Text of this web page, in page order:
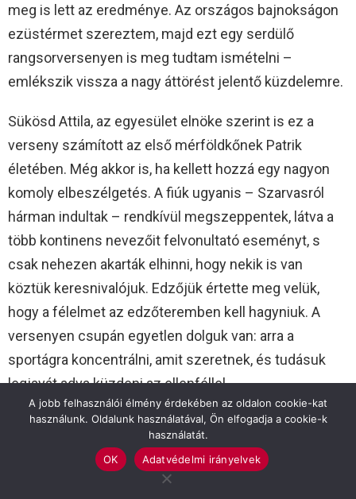
meg is lett az eredménye. Az országos bajnokságon
ezüstérmet szereztem, majd ezt egy serdülő
rangsorversenyen is meg tudtam ismételni –
emlékszik vissza a nagy áttörést jelentő küzdelemre.
Sükösd Attila, az egyesület elnöke szerint is ez a
verseny számított az első mérföldkőnek Patrik
életében. Még akkor is, ha kellett hozzá egy nagyon
komoly elbeszélgetés. A fiúk ugyanis – Szarvasról
hárman indultak – rendkívül megszeppentek, látva a
több kontinens nevezőit felvonultató eseményt, s
csak nehezen akarták elhinni, hogy nekik is van
köztük keresnivalójuk. Edzőjük értette meg velük,
hogy a félelmet az edzőteremben kell hagyniuk. A
versenyen csupán egyetlen dolguk van: arra a
sportágra koncentrálni, amit szeretnek, és tudásuk
legjavát adva küzdeni az ellenféllel.
Másnap a tanítványai szárnyakat kaptak. Patrik
olyannyira, hogy a sportág favoritjainak tartott orosz
és ukrán versenyzőket is maga mögé utasította, és
A jobb felhasználói élmény érdekében az oldalon cookie-kat
használunk. Oldalunk használatával, Ön elfogadja a cookie-k
használatát.
OK
Adatvédelmi irányelvek